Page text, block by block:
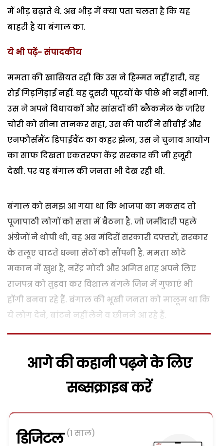
में भीड़ बढ़ाते थे. अब भीड़ में क्या पता चलता है कि यह
बाहरी है या बंगाल का.
ये भी पढ़ें- संपादकीय
ममता की खासियत रही कि उस ने हिम्मत नहीं हारी, वह
रोई गिड़गिड़ाई नहीं. वह दूसरी पाॢटयों के पीछे भी नहीं भागी.
उस ने अपने विधायकों और सांसदों की ब्लैकमेल के जरिए
चोरी को सीना तानकर सहा, उस की पार्टी ने सीबीई और
एनफौर्समैंट डिपाईवैंट का कहर झेला, उस ने चुनाव आयोग
का साफ दिखता एकतरफा केंद्र सरकार की जी हजूरी
देखी. पर यह बंगाल की जनता भी देख रही थी.
बंगाल को समझ आ गया था कि भाजपा का मकसद तो
पूजापाठी लोगों को सत्ता में बैठना है. जो जमींदारी पहले
अंग्रेजों ने थोपी थी, वह अब मंदिरों सरकारी दफ्तरों, सरकार
के तलूए चाटते धन्ना सेठों को सौंपनी है. ममता छोटे
मकान में खुश है, नरेंद्र मोदी और अमित शाह अपने लिए
राजपत्र को तुड़वा कर विशाल बंगले जिन में गुफाएं भी
होंगी बनवा रहे हैं. बंगाल की भूखी जनता को मालूम था कि
ये लोग देने, बांटने नहीं लेने व छीनने आ रहे हैं.
आगे की कहानी पढ़ने के लिए
सब्सक्राइब करें
डिजिटल (1 साल)